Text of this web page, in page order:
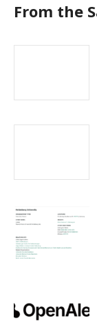
From the